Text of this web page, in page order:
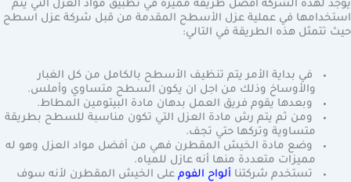
يوجد لهذه الشركة أفضل طريقة مميزة في تطبيق مواد العزل التي يتم
استخدامها في عملية عزل الأسطح المقدمة من قبل شركة عزل اسطح
حيث تتمثل هذه الطريقة في التالي:
في بداية الأمر يتم تنظيف الأسطح بالكامل من كل الغبار
والأوساخ وذلك من اجل ان يكون السطح متساوي وأملس.
وبعدها يقوم فريق العمل بدهان مادة البيتومين المطاط.
ومن ثم يتم رش مادة العزل التي تكون مناسبة للسطح بطريقة
متساوية وتركها حتي تجف.
وضع مادة الخيش المقطرن فهي من أفضل مواد العزل وهو له
مميزات متعددة منها أنه عازل للمياه.
تستخدم شركتنا ألواح الفوم على الخيش المقطرن لأنه سوف